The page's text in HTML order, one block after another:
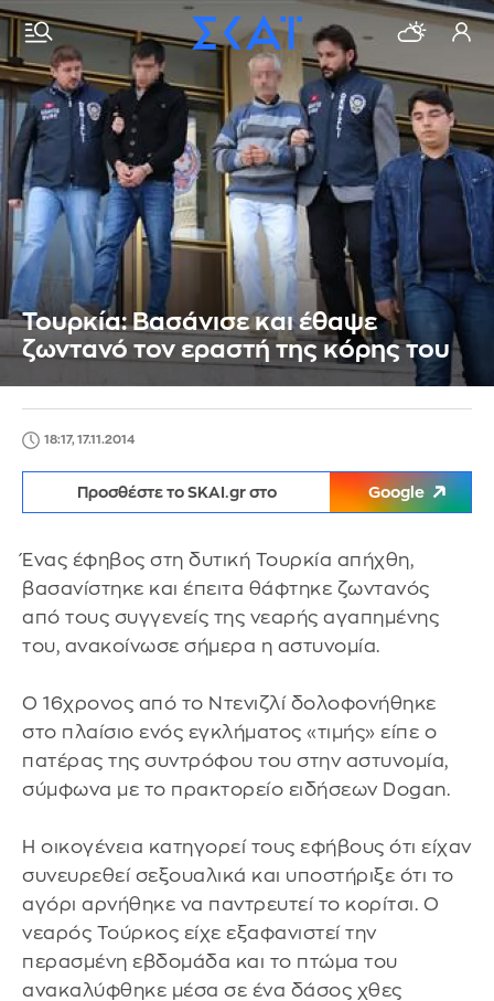
Τουρκία: Βασάνισε και έθαψε
ζωντανό τον εραστή της κόρης του
18:17, 17.11.2014
Προσθέστε το SKAI.gr στο Google
Ένας έφηβος στη δυτική Τουρκία απήχθη,
βασανίστηκε και έπειτα θάφτηκε ζωντανός
από τους συγγενείς της νεαρής αγαπημένης
του, ανακοίνωσε σήμερα η αστυνομία.
Ο 16χρονος από το Ντενιζλί δολοφονήθηκε
στο πλαίσιο ενός εγκλήματος «τιμής» είπε ο
πατέρας της συντρόφου του στην αστυνομία,
σύμφωνα με το πρακτορείο ειδήσεων Dogan.
Η οικογένεια κατηγορεί τους εφήβους ότι είχαν
συνευρεθεί σεξουαλικά και υποστήριξε ότι το
αγόρι αρνήθηκε να παντρευτεί το κορίτσι. Ο
νεαρός Τούρκος είχε εξαφανιστεί την
περασμένη εβδομάδα και το πτώμα του
ανακαλύφθηκε μέσα σε ένα δάσος χθες